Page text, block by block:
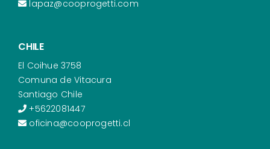
lapaz@cooprogetti.com
CHILE
El Coihue 3758
Comuna de Vitacura
Santiago Chile
+5622081447
oficina@cooprogetti.cl